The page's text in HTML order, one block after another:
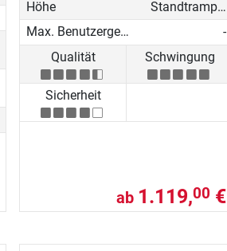
Höhe
Standtrampolin
Max. Benutzergewicht
-
Qualität
Schwingung
Sicherheit
ab 1.119,00 €